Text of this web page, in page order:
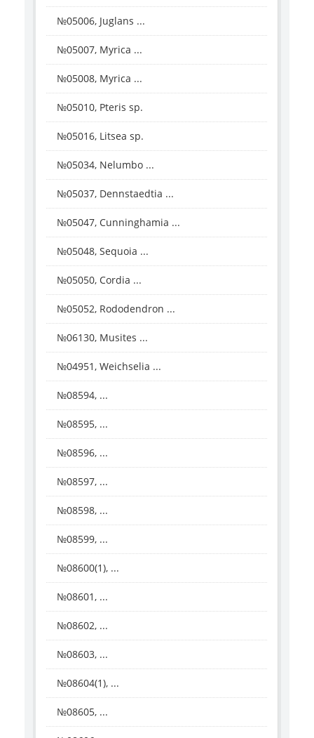
№05006, Juglans ...
№05007, Myrica ...
№05008, Myrica ...
№05010, Pteris sp.
№05016, Litsea sp.
№05034, Nelumbo ...
№05037, Dennstaedtia ...
№05047, Cunninghamia ...
№05048, Sequoia ...
№05050, Cordia ...
№05052, Rododendron ...
№06130, Musites ...
№04951, Weichselia ...
№08594, ...
№08595, ...
№08596, ...
№08597, ...
№08598, ...
№08599, ...
№08600(1), ...
№08601, ...
№08602, ...
№08603, ...
№08604(1), ...
№08605, ...